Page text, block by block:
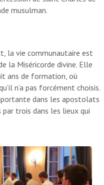
musulman.
la vie communautaire est
la Miséricorde divine. Elle
ans de formation, où
n’a pas forcément choisis.
dans les apostolats
trois dans les lieux qui